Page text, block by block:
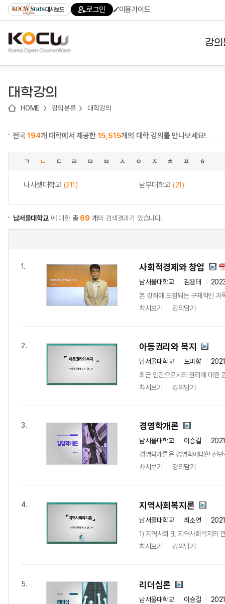
기
기
기
content)
가
대시보드 로그인 이용가이드
강
대학강의
HOME 강의분류 대학강의
전국194개 대학에서 제공한 15,515개의 대학 강의를 만나보세요!
ㄱ ㄴ ㄷ ㄹ ㅁ ㅂ ㅅ ㅇ ㅈ ㅊ ㅍ ㅎ
나사렛대학교 (211) 남부대학교 (21)
남서울대학교에 대한총 69 개의 검색결과가 있습니다.
1. 사회적경제와 창업
남서울대학교 김용태
본 강좌에 포함되는 구체적인
차시보기
강의담기
2. 아동권리와 복지
남서울대학교 도미향
최근 인간으로서의 권리에 대한
차시보기
강의담기
3. 경영학개론
남서울대학교 이승길
경영학개론은 경영학에대한 전
차시보기
강의담기
4. 지역사회복지론
남서울대학교 최소연
1) 지역사회 및 지역사회복지의
차시보기
강의담기
5. 리더십론
남서울대학교 이승길